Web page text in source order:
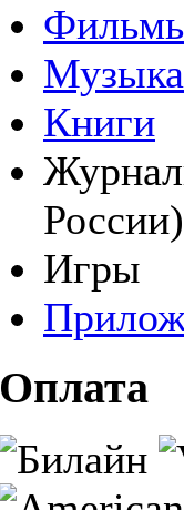
Музыка
Книги
России)
Игры
Оплата